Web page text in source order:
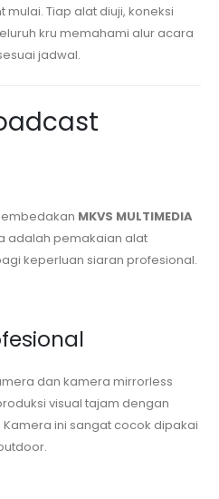
Tiap alat diuji, koneksi
kru memahami alur acara
jadwal.
MKVS MULTIMEDIA
adalah pemakaian alat
keperluan siaran profesional.
dan kamera mirrorless
visual tajam dengan
ini sangat cocok dipakai